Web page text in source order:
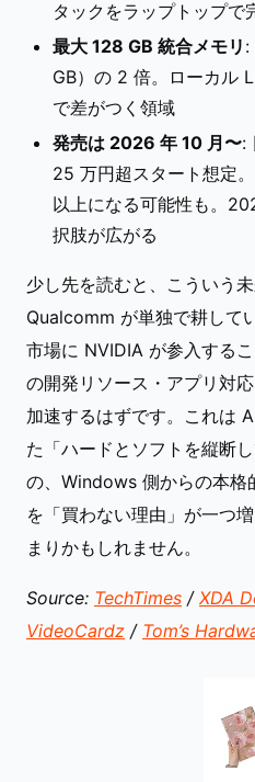
タックをラップトップで
最大 128 GB 統合メモリ :
GB）の 2 倍。ローカル
で差がつく領域
発売は 2026 年 10 月〜:
25 万円超スタート想定
以上になる可能性も。
択肢が広がる
少し先を読むと、こういう
Qualcomm が単独で耕して
市場に NVIDIA が参入する
の開発リソース・アプリ対
加速するはずです。これは
た「ハードとソフトを縦断
の、Windows 側からの本
を「買わない理由」が一つ
まりかもしれません。
Source: TechTimes / XDA
VideoCardz / Tom’s